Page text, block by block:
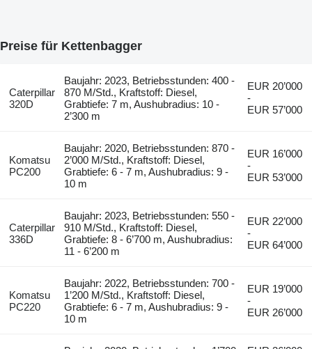
Preise für Kettenbagger
Caterpillar
320D
Baujahr: 2023, Betriebsstunden: 400 -
870 M/Std., Kraftstoff: Diesel,
Grabtiefe: 7 m, Aushubradius: 10 -
2’300 m
EUR 20’000
-
EUR 57’000
Komatsu
PC200
Baujahr: 2020, Betriebsstunden: 870 -
2’000 M/Std., Kraftstoff: Diesel,
Grabtiefe: 6 - 7 m, Aushubradius: 9 -
10 m
EUR 16’000
-
EUR 53’000
Caterpillar
336D
Baujahr: 2023, Betriebsstunden: 550 -
910 M/Std., Kraftstoff: Diesel,
Grabtiefe: 8 - 6’700 m, Aushubradius:
11 - 6’200 m
EUR 22’000
-
EUR 64’000
Komatsu
PC220
Baujahr: 2022, Betriebsstunden: 700 -
1’200 M/Std., Kraftstoff: Diesel,
Grabtiefe: 6 - 7 m, Aushubradius: 9 -
10 m
EUR 19’000
-
EUR 26’000